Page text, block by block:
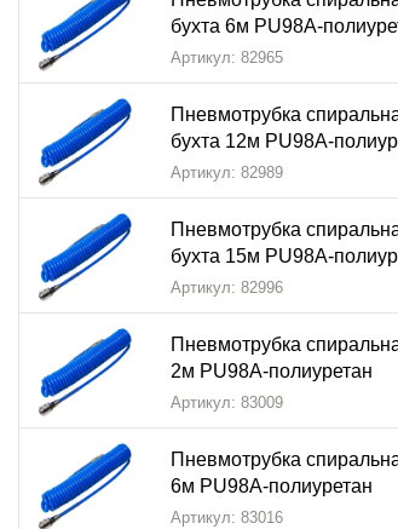
бухта 6м PU98A-
Артикул: 82965
Пневмотрубка
бухта 12м PU98A-
Артикул: 82989
Пневмотрубка
бухта 15м PU98A-
Артикул: 82996
Пневмотрубка
2м PU98A-полиуретан
Артикул: 83009
Пневмотрубка
6м PU98A-полиуретан
Артикул: 83016